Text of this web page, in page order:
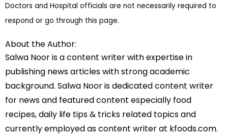
Doctors and Hospital officials are not necessarily required to
respond or go through this page.
About the Author:
Salwa Noor is a content writer with expertise in
publishing news articles with strong academic
background. Salwa Noor is dedicated content writer
for news and featured content especially food
recipes, daily life tips & tricks related topics and
currently employed as content writer at kfoods.com.